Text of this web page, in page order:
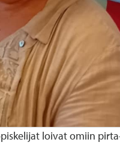
loivat omiin